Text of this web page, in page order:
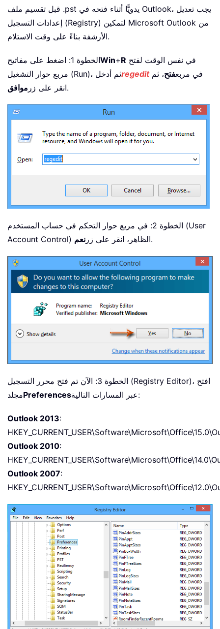
قبل تقسيم ملف .pst يدويًّا أثناء فتحه في Outlook، يجب تعديل
إعدادات التسجيل (Registry) لتمكين Microsoft Outlook من
الأرشفة بناءً على وقت الاستلام.
الخطوة 1: اضغط على مفاتيحWin+R
مربع حوار التشغيل (Run)، ثم أدخلregedit في مربعفتح، ثم
انقر على زر موافق .
الخطوة 2: في مربع حوار التحكم في حساب المستخدم (User
Account Control) الظاهر، انقر على زر نعم .
الخطوة 3: الآن تم فتح محرر التسجيل (Registry Editor)، افتح
مجلدPreferences عبر المسارات التالية:
Outlook 2013:
Outlook 2010:
Outlook 2007: